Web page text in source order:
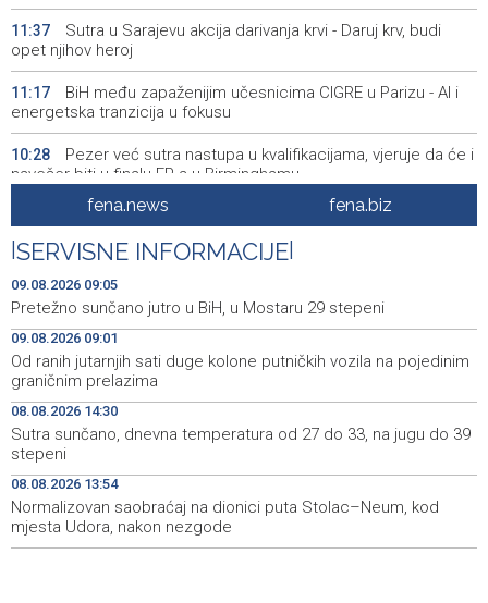
11:37
Sutra u Sarajevu akcija darivanja krvi - Daruj krv, budi
opet njihov heroj
11:17
BiH među zapaženijim učesnicima CIGRE u Parizu - AI i
energetska tranzicija u fokusu
10:28
Pezer već sutra nastupa u kvalifikacijama, vjeruje da će i
navečer biti u finalu EP-a u Birminghamu
Ballian: Neopravdana sječa stabala a grad zbog manjka
drveća sve topliji
10:09
FBiH nema objedinjene podatke o povučenom i
uništenom mesu, prekršaji utvrđeni u 40 kontrola
10:03
Marija Šerifović pred više hiljada posjetitelja na Piroti
zatvorila 'Dane dijaspore 2026' u Travniku
09:28
Kušljugić: Sprječavanje dehidracije i pregrijavanja ključni
za očuvanje zdravlja srca tokom vrućina
09:27
U jami 'Raspotočje' petu noć prenoćilo devet zeničkih
rudara
09:20
Gosti iz regiona okupirali Jahorinu, mnogi zbog popusta
umjesto mora izabrali planinu
fena.news fena.biz
SERVISNE INFORMACIJE
09.08.2026 09:05
Pretežno sunčano jutro u BiH, u Mostaru 29 stepeni
09.08.2026 09:01
Od ranih jutarnjih sati duge kolone putničkih vozila na pojedinim
graničnim prelazima
08.08.2026 14:30
Sutra sunčano, dnevna temperatura od 27 do 33, na jugu do 39
stepeni
08.08.2026 13:54
Normalizovan saobraćaj na dionici puta Stolac–Neum, kod
mjesta Udora, nakon nezgode